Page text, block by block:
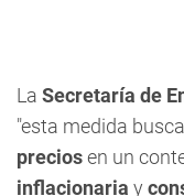
La Secretaría de
"esta medida busca
preciosen un
inflacionaria y